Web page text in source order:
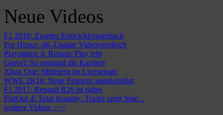
Neue Videos
F1 2018: Zweites Entwicklertagebuch
For Honor: 4K-Update Videovergleich
Playstation 4: Remote Play lebt
Gravel: So entstand die Karriere
Xbox One: Mitfeiern im Livestream
WWE 2K18: Neue Features angekündigt
F1 2017: Renault R26 ist dabei
FlatOut 4: Total Insanity: Trailer zeigt Spie...
weitere Videos >>>